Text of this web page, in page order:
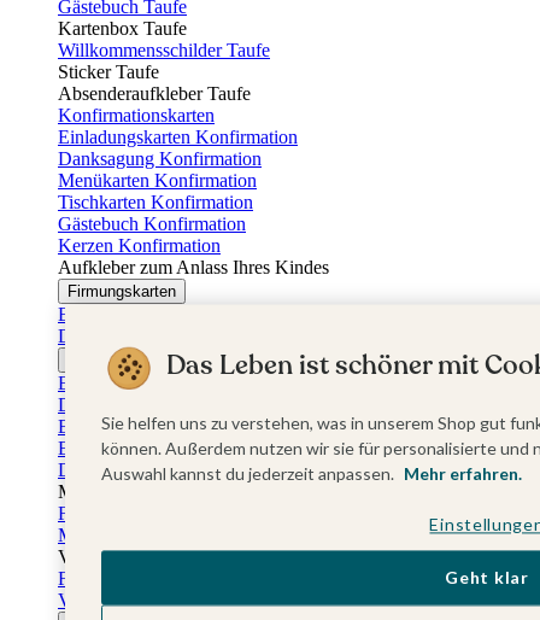
Gästebuch Taufe
Kartenbox Taufe
Willkommensschilder Taufe
Sticker Taufe
Absenderaufkleber Taufe
Konfirmationskarten
Einladungskarten Konfirmation
Danksagung Konfirmation
Menükarten Konfirmation
Tischkarten Konfirmation
Gästebuch Konfirmation
Kerzen Konfirmation
Aufkleber zum Anlass Ihres Kindes
Firmungskarten
Einladungskarten Firmung
Dankeskarten Firmung
Jugendweihekarten
Einladungskarten Jugendweihe
Dankeskarten Jugendweihe
Einschulungskarten
Einladungskarten Einschulung
Danksagung Einschulung
Muttertag
Fotogeschenke Muttertag
Muttertagskarten
Vatertag
Fotogeschenke Vatertag
Vatertagskarten
Das Leben ist schöner mit
Sie helfen uns zu verstehen, was in unserem Shop gut
können. Außerdem nutzen wir sie für personalisierte
Auswahl kannst du jederzeit anpassen. Mehr erfahren.
Geht klar